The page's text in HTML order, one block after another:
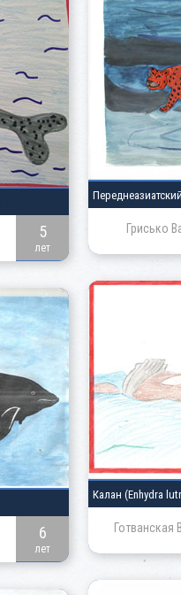
5
лет
Грисько
Калан (Enhydra
Готванская
6
лет